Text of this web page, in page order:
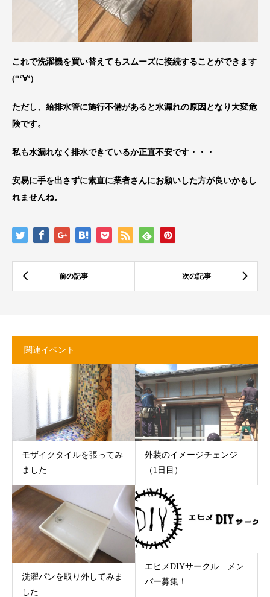
これで洗濯機を買い替えてもスムーズに接続することができます
(*‘∀‘)
ただし、給排水管に施行不備があると水漏れの原因となり大変危
険です。
私も水漏れなく排水できているか正直不安です・・・
安易に手を出さずに素直に業者さんにお願いした方が良いかもし
れませんね。
関連イベント
モザイクタイルを張ってみ
ました
外装のイメージチェンジ
（1日目）
洗濯パンを取り外してみま
した
エヒメDIYサークル メン
バー募集！